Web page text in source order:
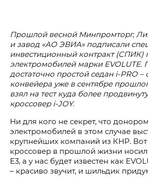
Прошлой весной Минпромторг,
и завод «АО ЭВИА» подписали
инвестиционный контракт (СПИК)
электромобилей марки EVOLUTE.
достаточно простой седан i‑PRO –
конвейера уже в сентябре
взял на тест куда более
кроссовер i‑JOY.
Ни для кого не секрет, что
электромобилей в этом случае
крупнейших компаний из КНР. Вот
кроссовер в прошлой жизни
Е3, а у нас будет известен как
– красиво звучит, и шильдик